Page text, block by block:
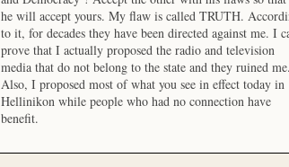
he will accept yours. My flaw is called TRUTH.
to it, for decades they have been directed against me. I
prove that I actually proposed the radio and television
media that do not belong to the state and they ruined me.
Also, I proposed most of what you see in effect today in
Hellinikon while people who had no connection have
benefit.